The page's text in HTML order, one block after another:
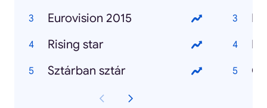
Eurovision 2015
Rising star
Sztárban sztár